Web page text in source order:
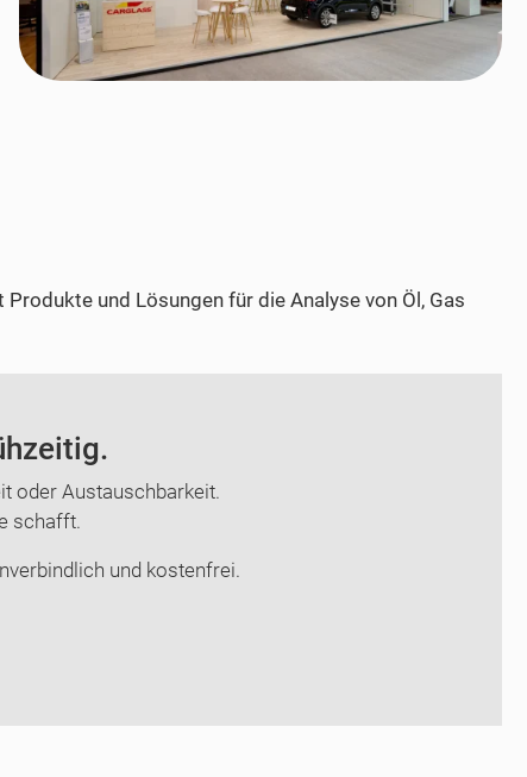
und Lösungen für die Analyse von Öl, Gas
oder Austauschbarkeit.
schafft.
und kostenfrei.